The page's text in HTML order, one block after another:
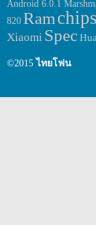
แฟนๆ นั้
ได้มีข่าว
C5 […]
Android 6.0.1
820 Ram
Xiaomi Spec
©2015 ไทยโฟน